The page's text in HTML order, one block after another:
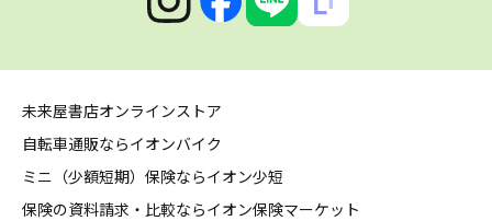
未来屋書店オンラインストア
自転車通販ならイオンバイク
ミニ（少額短期）保険ならイオン少短
保険の資料請求・比較ならイオン保険マーケット